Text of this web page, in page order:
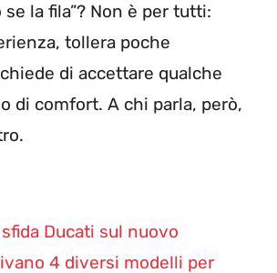
la fila”? Non è per tutti:
tollera poche
di accettare qualche
di comfort. A chi parla, però,
Ducati sul nuovo
4 diversi modelli per